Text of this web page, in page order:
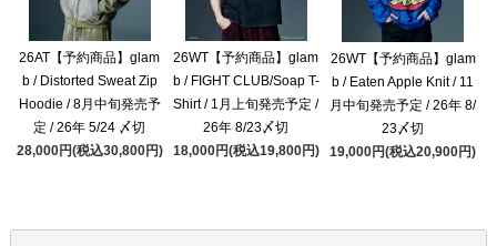
26AT【予約商品】glam
b / Distorted Sweat Zip
Hoodie / 8月中旬発売予
定 / 26年 5/24 〆切
28,000円(税込30,800円)
26WT【予約商品】glam
b / FIGHT CLUB/Soap T-
Shirt / 1月上旬発売予定 /
26年 8/23〆切
18,000円(税込19,800円)
26WT【予約商品】glam
b / Eaten Apple Knit / 11
月中旬発売予定 / 26年 8/
23〆切
19,000円(税込20,900円)